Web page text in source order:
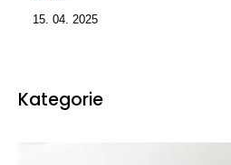
15. 04. 2025
Kategorie